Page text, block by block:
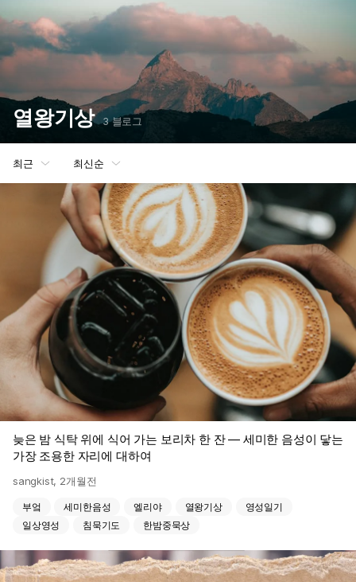
열왕기상 3 블로그
최근 최신순
늦은 밤 식탁 위에 식어 가는 보리차 한 잔 — 세미한 음성이 닿는
가장 조용한 자리에 대하여
sangkist, 2개월전
부엌 세미한음성 엘리야 열왕기상
영성일기
일상영성
침묵기도 한밤중묵상